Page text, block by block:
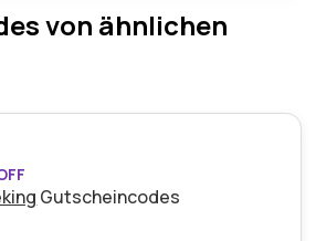
Zeitraums für
und Einkaufssicherheit möglich
von ähnlichen
Gutscheincodes